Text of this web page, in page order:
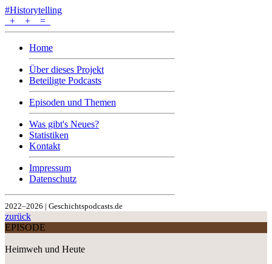
#Historytelling
+
+ =
Home
Über dieses Projekt
Beteiligte Podcasts
Episoden und Themen
Was gibt's Neues?
Statistiken
Kontakt
Impressum
Datenschutz
2022–2026 | Geschichtspodcasts.de
zurück
EPISODE
Heimweh und Heute